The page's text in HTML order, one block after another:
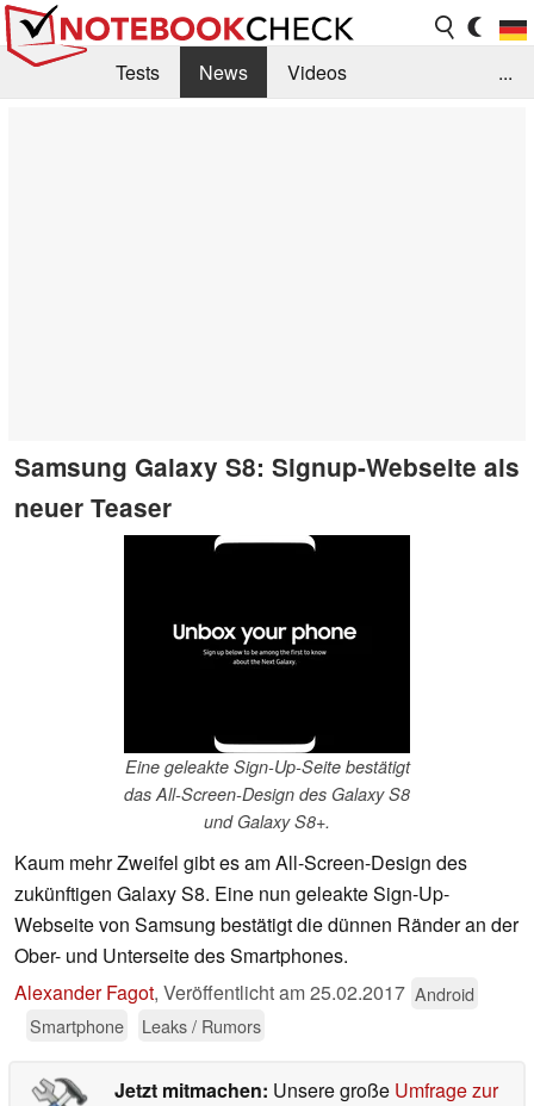
Tests News
Videos
...
Samsung Galaxy S8: Signup-Webseite als
neuer Teaser
Eine geleakte Sign-Up-Seite bestätigt
das All-Screen-Design des Galaxy S8
und Galaxy S8+.
Kaum mehr Zweifel gibt es am All-Screen-Design des
zukünftigen Galaxy S8. Eine nun geleakte Sign-Up-
Webseite von Samsung bestätigt die dünnen Ränder an der
Ober- und Unterseite des Smartphones.
Alexander Fagot, Veröffentlicht am25.02.2017 Android
Smartphone
Leaks / Rumors
Jetzt mitmachen: Unsere große Umfrage zur